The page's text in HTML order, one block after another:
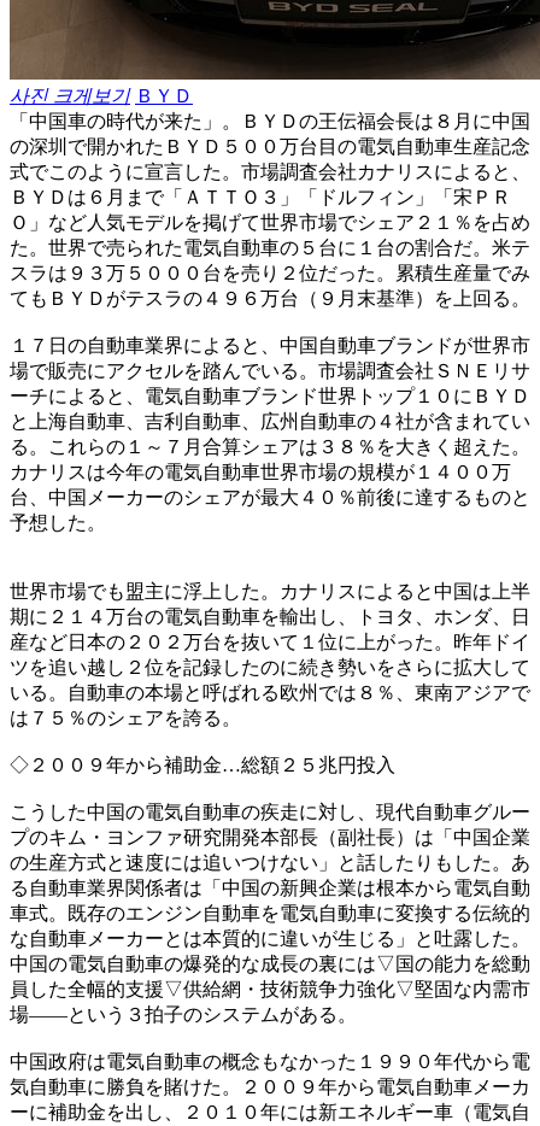
사진 크게보기 ＢＹＤ
「中国車の時代が来た」。ＢＹＤの王伝福会長は８月に中国
の深圳で開かれたＢＹＤ５００万台目の電気自動車生産記念
式でこのように宣言した。市場調査会社カナリスによると、
ＢＹＤは６月まで「ＡＴＴＯ３」「ドルフィン」「宋ＰＲ
Ｏ」など人気モデルを掲げて世界市場でシェア２１％を占め
た。世界で売られた電気自動車の５台に１台の割合だ。米テ
スラは９３万５０００台を売り２位だった。累積生産量でみ
てもＢＹＤがテスラの４９６万台（９月末基準）を上回る。
１７日の自動車業界によると、中国自動車ブランドが世界市
場で販売にアクセルを踏んでいる。市場調査会社ＳＮＥリサ
ーチによると、電気自動車ブランド世界トップ１０にＢＹＤ
と上海自動車、吉利自動車、広州自動車の４社が含まれてい
る。これらの１～７月合算シェアは３８％を大きく超えた。
カナリスは今年の電気自動車世界市場の規模が１４００万
台、中国メーカーのシェアが最大４０％前後に達するものと
予想した。
世界市場でも盟主に浮上した。カナリスによると中国は上半
期に２１４万台の電気自動車を輸出し、トヨタ、ホンダ、日
産など日本の２０２万台を抜いて１位に上がった。昨年ドイ
ツを追い越し２位を記録したのに続き勢いをさらに拡大して
いる。自動車の本場と呼ばれる欧州では８％、東南アジアで
は７５％のシェアを誇る。
◇２００９年から補助金…総額２５兆円投入
こうした中国の電気自動車の疾走に対し、現代自動車グルー
プのキム・ヨンファ研究開発本部長（副社長）は「中国企業
の生産方式と速度には追いつけない」と話したりもした。あ
る自動車業界関係者は「中国の新興企業は根本から電気自動
車式。既存のエンジン自動車を電気自動車に変換する伝統的
な自動車メーカーとは本質的に違いが生じる」と吐露した。
中国の電気自動車の爆発的な成長の裏には▽国の能力を総動
員した全幅的支援▽供給網・技術競争力強化▽堅固な内需市
場――という３拍子のシステムがある。
中国政府は電気自動車の概念もなかった１９９０年代から電
気自動車に勝負を賭けた。２００９年から電気自動車メーカ
ーに補助金を出し、２０１０年には新エネルギー車（電気自